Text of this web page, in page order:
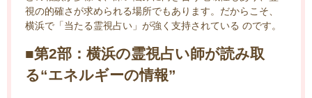
視の的確さが求められる場所でもあります。だからこそ、
横浜で「当たる霊視占い」が強く支持されている のです。
■第2部：横浜の霊視占い師が読み取
る“エネルギーの情報”